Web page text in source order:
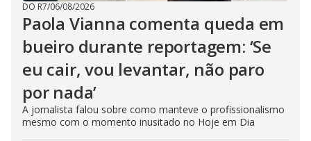
DO R7/06/08/2026
Paola Vianna comenta queda em
bueiro durante reportagem: ‘Se
eu cair, vou levantar, não paro
por nada’
A jornalista falou sobre como manteve o profissionalismo
mesmo com o momento inusitado no Hoje em Dia